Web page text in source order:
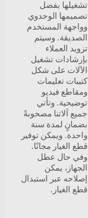
تشغيلها بفضل
تصميمها الوحدوي
وواجهة المستخدم
الصديقة. وسيتم
تزويد العملاء
بإرشادات تشغيل
الآلات على شكل
كتيبات تعليمات
ومقاطع فيديو
توضيحية. وتأتي
جميع آلاتنا مصحوبةً
بضمانٍ لمدة سنة
واحدة. ويمكن توفير
قطع الغيار مجانًا.
وفي حال عطل
الجهاز، يمكن
إصلاحه عبر استبدال
قطع الغيار.